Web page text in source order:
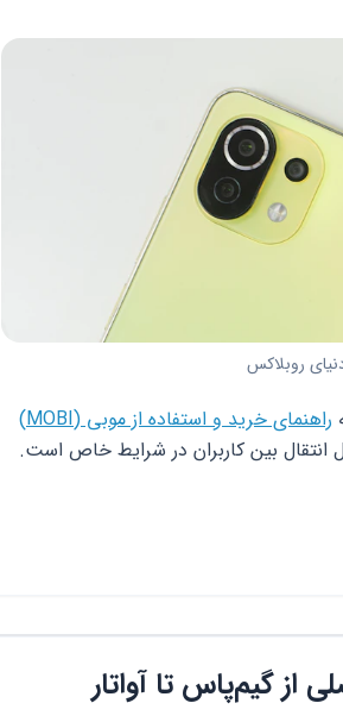
روبلاکس
راهنمای خرید و استفاده از موبی (MOBI)
انتقال بین کاربران در شرایط خاص است.
از گیم‌پاس تا آواتار